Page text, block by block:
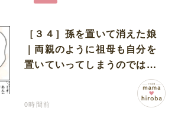
［３４］孫を置いて消えた娘
｜両親のように祖母も自分を
置いていってしまうのでは？
と怯えて泣く孫に心が痛む
0時間前